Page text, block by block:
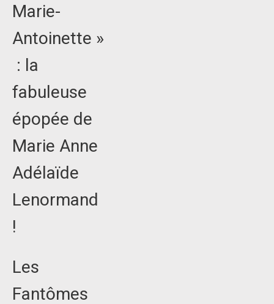
Marie-
Antoinette »
: la
fabuleuse
épopée de
Marie Anne
Adélaïde
Lenormand
!
Les
Fantômes